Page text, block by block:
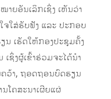
ຍອັນເລິກເຊິ່ງ ເຫັນວ່າ
ຈໃສ່ຮັບຟັງ ແລະ ປະກອບ
ນ ເຮັດໃຫ້ກອງປະຊຸມຄັ້ງ
ເຊິ່ງຜູ້ເຂົ້າຮ່ວມຈະໄດ້ນຳ
ຄວ້າ, ຖອດຖອນບົດຮຽນ
ໂຄສະນາເຜີຍແຜ່